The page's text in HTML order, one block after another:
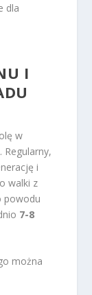
dla
I
w
i
walki z
powodu
7-8
można